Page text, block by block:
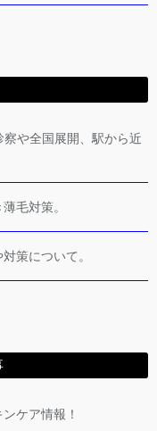
や全国展開、駅から近
毛対策。
策について。
ケア情報！